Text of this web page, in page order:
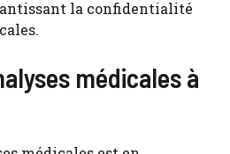
la confidentialité
médicales à